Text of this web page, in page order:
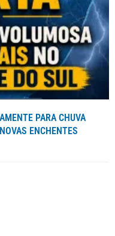
PARA CHUVA
ENCHENTES